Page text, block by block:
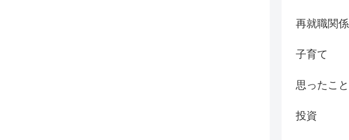
再就職関係
子育て
思ったこと
投資